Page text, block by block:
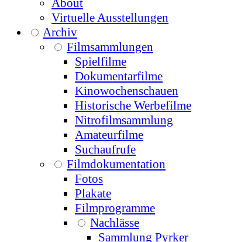
About
Virtuelle Ausstellungen
Archiv
Filmsammlungen
Spielfilme
Dokumentarfilme
Kinowochenschauen
Historische Werbefilme
Nitrofilmsammlung
Amateurfilme
Suchaufrufe
Filmdokumentation
Fotos
Plakate
Filmprogramme
Nachlässe
Sammlung Pyrker